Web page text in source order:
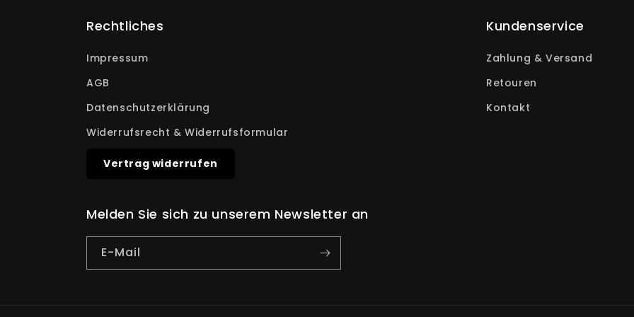
Rechtliches
Impressum
AGB
Datenschutzerklärung
Widerrufsrecht & Widerrufsformular
Vertrag widerrufen
Kundenservice
Zahlung & Versand
Retouren
Kontakt
Melden Sie sich zu unserem Newsletter an
E-Mail